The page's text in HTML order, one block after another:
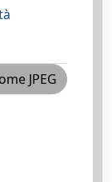
JPEG